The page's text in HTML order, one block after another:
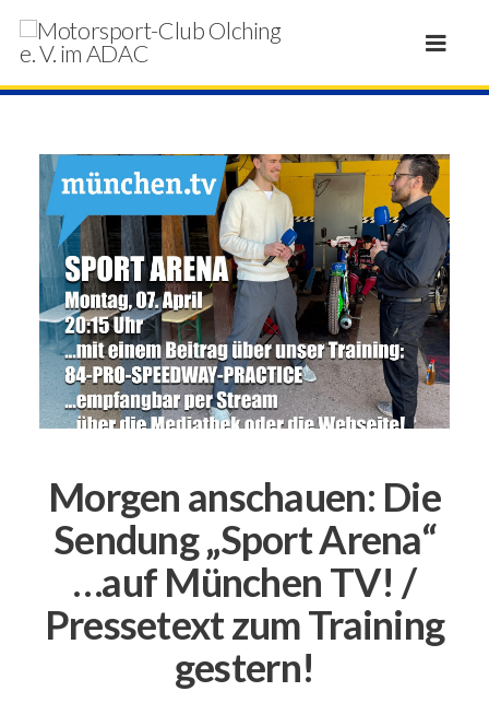
Morgen anschauen: Die
Sendung „Sport Arena“
…auf München TV! /
Pressetext zum Training
gestern!